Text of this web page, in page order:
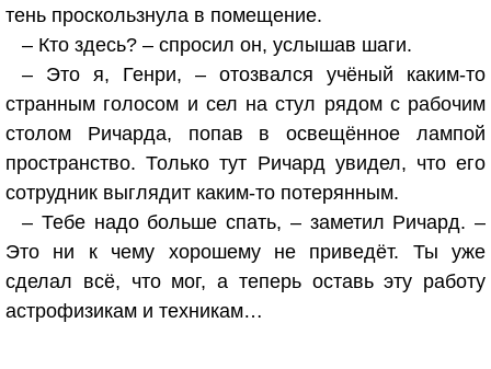
тень проскользнула в помещение.
– Кто здесь? – спросил он, услышав шаги.
– Это я, Генри, – отозвался учёный каким-то
странным голосом и сел на стул рядом с рабочим
столом Ричарда, попав в освещённое лампой
пространство. Только тут Ричард увидел, что его
сотрудник выглядит каким-то потерянным.
– Тебе надо больше спать, – заметил Ричард. –
Это ни к чему хорошему не приведёт. Ты уже
сделал всё, что мог, а теперь оставь эту работу
астрофизикам и техникам…